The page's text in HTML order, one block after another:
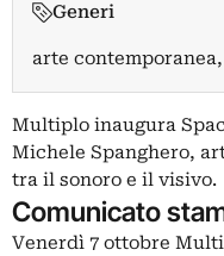
Generi
arte
Multiplo inaugura
Michele Spanghero,
tra il sonoro e il visivo.
Comunicato
Venerdì 7 ottobre